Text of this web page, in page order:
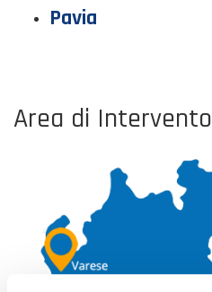
Pavia
Area di Intervento